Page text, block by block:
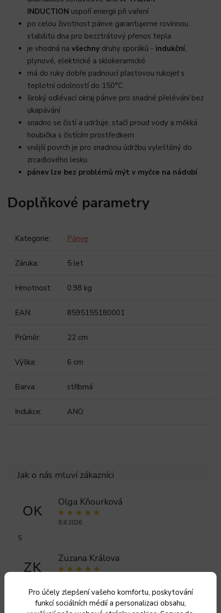
Pro účely zlepšení vašeho komfortu, poskytování
funkcí sociálních médií a personalizaci obsahu,
INDUCTION uspoří energii při vaření
po celou životnost pánve garantujeme rovinnou
stabilitu dna pro bezztrátový přenos tepla
je vhodná na všechny druhy sporáků - indukční,
plynové, elektrické a sklokeramické
má do ruky dobře padnoucí plastovou rukojeť s
teplotní odolností do 150°C
široký odlévací okraj pánve pro snadné přelévání bez
ukapávání
snadno se čistí a udržuje, stačí proud vody a měkká
houbička s čistícím prostředkem
vnější povrch je pro snadnou údržbu vyleštěný do
zrcadlového lesku
pánev lze bez problémů mýt v myčce na nádobí
Doplňkové parametry
Kategorie: Pánve
Záruka: 5 let
Hmotnost: 0.98 kg
EAN: 8595155180001
Průměr: 22 cm
Výška: 6 cm
Barva: stříbrná
Indukce: ANO
OK
Olga Kňourková
8.8.2026
5
ZK
Zuzana Králova
IT
Ilona Trojková